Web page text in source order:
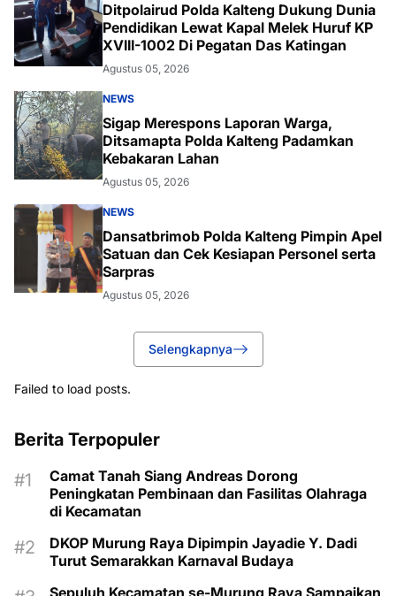
Ditpolairud Polda Kalteng Dukung Dunia
Pendidikan Lewat Kapal Melek Huruf KP
XVIII-1002 Di Pegatan Das Katingan
Agustus 05, 2026
NEWS
Sigap Merespons Laporan Warga,
Ditsamapta Polda Kalteng Padamkan
Kebakaran Lahan
Agustus 05, 2026
NEWS
Dansatbrimob Polda Kalteng Pimpin Apel
Satuan dan Cek Kesiapan Personel serta
Sarpras
Agustus 05, 2026
Selengkapnya
Failed to load posts.
Berita Terpopuler
Camat Tanah Siang Andreas Dorong
Peningkatan Pembinaan dan Fasilitas Olahraga
di Kecamatan
DKOP Murung Raya Dipimpin Jayadie Y. Dadi
Turut Semarakkan Karnaval Budaya
Sepuluh Kecamatan se-Murung Raya Sampaikan